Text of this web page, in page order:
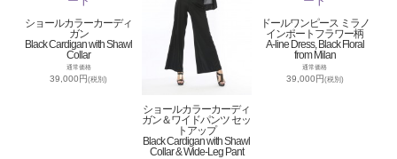
ショールカラーカーディ
ガン
Black Cardigan with Shawl
Collar
通常価格
39,000円(税別)
ショールカラーカーディ
ガン＆ワイドパンツ セッ
トアップ
Black Cardigan with Shawl
Collar & Wide-Leg Pant
ドールワンピース ミラノ
インポートフラワー柄
A-line Dress, Black Floral
from Milan
通常価格
39,000円(税別)